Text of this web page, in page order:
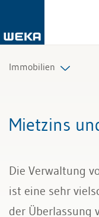
Immobilien
Grund- und
Mietzins
Die Verwaltung
ist eine sehr
der Überlassung